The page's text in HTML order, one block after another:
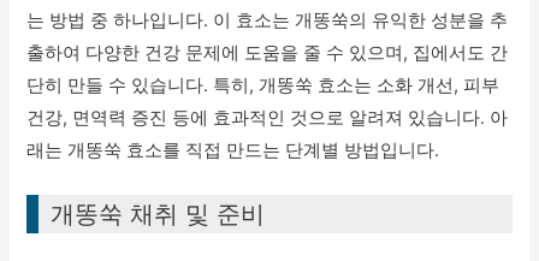
는 방법 중 하나입니다. 이 효소는 개똥쑥의 유익한 성분을 추
출하여 다양한 건강 문제에 도움을 줄 수 있으며, 집에서도 간
단히 만들 수 있습니다. 특히, 개똥쑥 효소는 소화 개선, 피부
건강, 면역력 증진 등에 효과적인 것으로 알려져 있습니다. 아
래는 개똥쑥 효소를 직접 만드는 단계별 방법입니다.
개똥쑥 채취 및 준비